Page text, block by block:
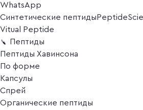
WhatsApp
Синтетические пептиды
Vitual Peptide
Пептиды
Пептиды Хавинсона
По форме
Капсулы
Спрей
Органические пептиды